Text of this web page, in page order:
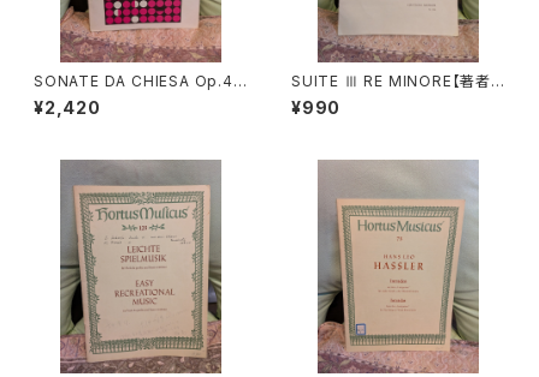
SONATE DA CHIESA Op.4 -
Op.8【著者：G.LEGRENZI】出
版社：HEUGEL& Cie 1968年
¥2,420
SUITE Ⅲ RE MINORE【著者：
DIEUPART】出版社：EDITION
MOECK 1966年
¥990